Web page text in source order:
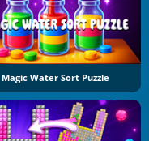
Magic Water Sort Puzzle